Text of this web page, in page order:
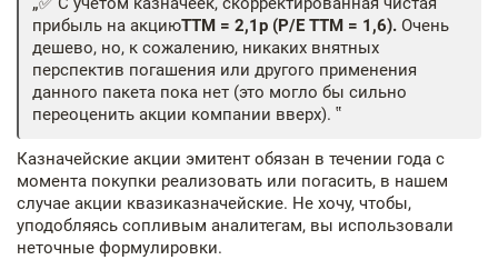
прибыль на акциюTTM = 2,1р (P/E TTM = 1,6). Очень
дешево, но, к сожалению, никаких внятных
перспектив погашения или другого применения
данного пакета пока нет (это могло бы сильно
переоценить акции компании вверх).
Казначейские акции эмитент обязан в течении года с
момента покупки реализовать или погасить, в нашем
случае акции квазиказначейские. Не хочу, чтобы,
уподобляясь сопливым аналитегам, вы использовали
неточные формулировки.